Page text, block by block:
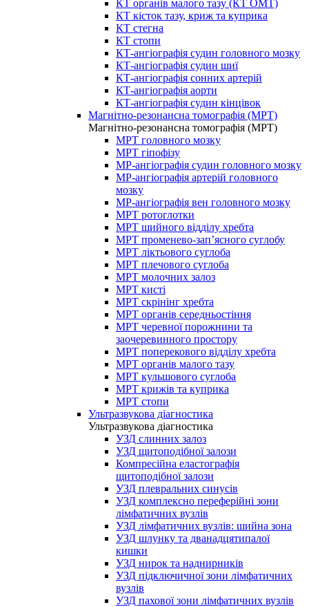
КТ органів малого тазу (КТ ОМТ)
КТ кісток тазу, криж та куприка
КТ стегна
КТ стопи
КТ-ангіографія судин головного мозку
КТ-ангіографія судин шиї
КТ-ангіографія сонних артерій
КТ-ангіографія аорти
КТ-ангіографія судин кінцівок
Магнітно-резонансна томографія (МРТ)
Магнітно-резонансна томографія (МРТ)
МРТ головного мозку
МРТ гіпофізу
МР-ангіографія судин головного мозку
МР-ангіографія артерій головного
мозку
МР-ангіографія вен головного мозку
МРТ ротоглотки
МРТ шийного відділу хребта
МРТ променево-зап’ясного суглобу
МРТ ліктьового суглоба
МРТ плечового суглоба
МРТ молочних залоз
МРТ кисті
МРТ скрінінг хребта
МРТ органів середньостіння
МРТ черевної порожнини та
заочеревинного простору
МРТ поперекового відділу хребта
МРТ органів малого тазу
МРТ кульшового суглоба
МРТ крижів та куприка
МРТ стопи
Ультразвукова діагностика
Ультразвукова діагностика
УЗД слинних залоз
УЗД щитоподібної залози
Компресійна еластографія
щитоподібної залози
УЗД плевральних синусів
УЗД комплексно переферійні зони
лімфатичних вузлів
УЗД лімфатичних вузлів: шийна зона
УЗД шлунку та дванадцятипалої
кишки
УЗД нирок та наднирників
УЗД підключичної зони лімфатичних
вузлів
УЗД пахової зони лімфатичних вузлів